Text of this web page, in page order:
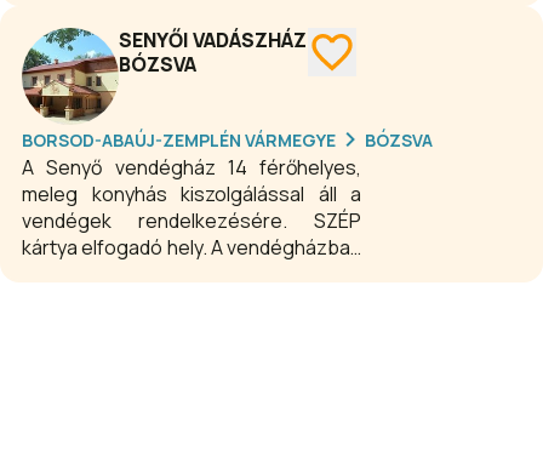
SENYŐI VADÁSZHÁZ
BÓZSVA
BORSOD-ABAÚJ-ZEMPLÉN VÁRMEGYE BÓZSVA
A Senyő vendégház 14 férőhelyes,
meleg konyhás kiszolgálással áll a
vendégek rendelkezésére. SZÉP
kártya elfogadó hely. A vendégházban